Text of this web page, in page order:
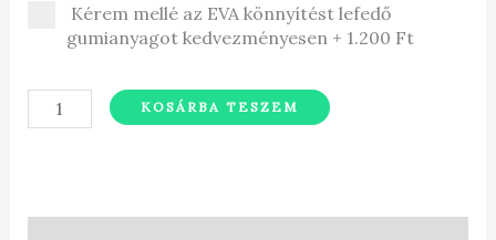
Kérem mellé az EVA könnyítést lefedő
gumianyagot kedvezményesen + 1.200 Ft
KOSÁRBA TESZEM